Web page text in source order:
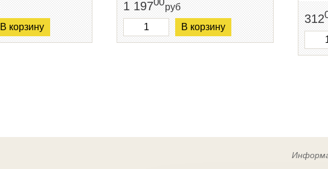
В корзину
1 197
руб
В корзину
312